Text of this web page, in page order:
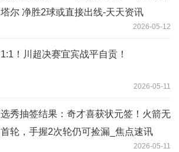
塔尔 净胜2球或直接出线-天天资讯
2026-05-12
1:1！川超决赛宜宾战平自贡！
2026-05-11
选秀抽签结果：奇才喜获状元签！火箭无
首轮，手握2次轮仍可捡漏_焦点速讯
2026-05-11